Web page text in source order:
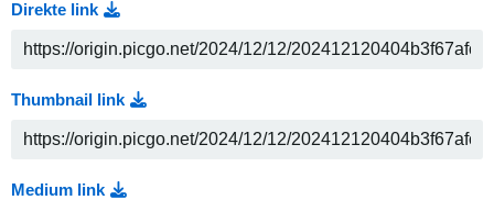
Direkte link
Thumbnail link
Medium link